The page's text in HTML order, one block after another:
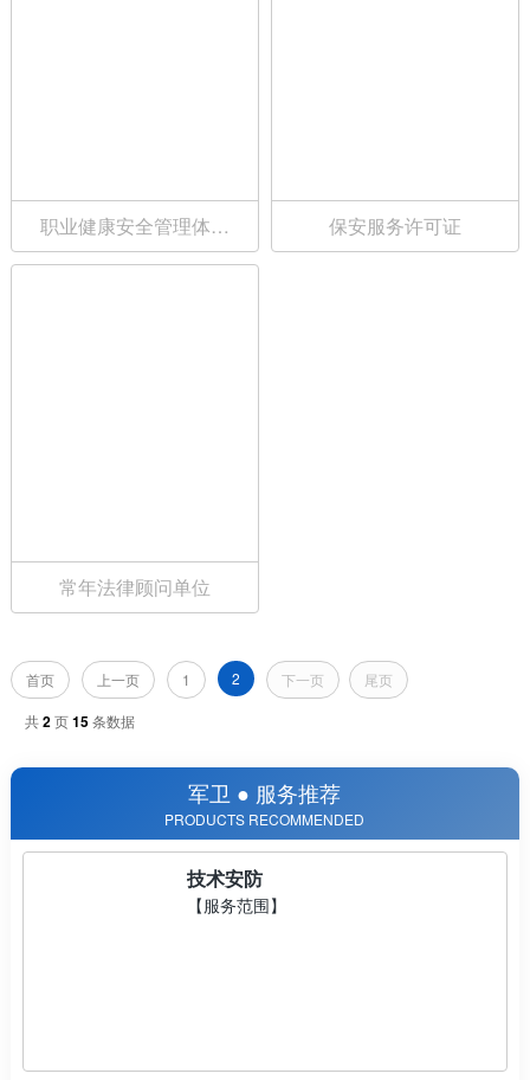
军卫 ● 服务推荐
PRODUCTS RECOMMENDED
技术安防
【服务范围】
职业健康安全管理体系
认证证书
保安服务许可证
常年法律顾问单位
首页 上一页 1 2 下一页 尾页
共2页15条数据